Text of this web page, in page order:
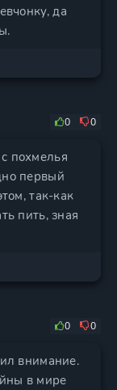
да
0 0
похмелья
первый
так-как
пить, зная
0 0
внимание.
в мире